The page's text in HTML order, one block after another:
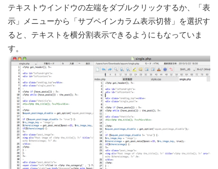
テキストウインドウの左端をダブルクリックするか、「表
示」メニューから「サブペインカラム表示切替」を選択す
ると、テキストを横分割表示できるようにもなっていま
す。